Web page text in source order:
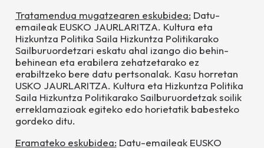
Tratamendua mugatzearen eskubidea: Datu-
emaileak EUSKO JAURLARITZA. Kultura eta
Hizkuntza Politika Saila Hizkuntza Politikarako
Sailburuordetzari eskatu ahal izango dio behin-
behinean eta erabilera zehatzetarako ez
erabiltzeko bere datu pertsonalak. Kasu horretan
USKO JAURLARITZA. Kultura eta Hizkuntza Politika
Saila Hizkuntza Politikarako Sailburuordetzaksoilik
erreklamazioak egiteko edo horietatik babesteko
gordeko ditu.
Eramateko eskubidea: Datu-emaileakEUSKO